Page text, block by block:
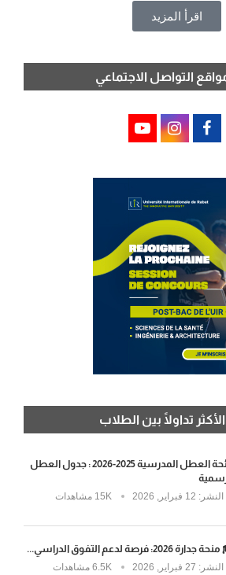
اقرأ المزيد
التواصل الاجتماعي
الأكثر تداولًا بين الطلاب
لائحة العطل المدرسية 2025-2026 : جدول العطل
النشر: 15K مشاهدات
2026: فرصة لدعم التفوق الدراسي...
النشر: 6.5K مشاهدات